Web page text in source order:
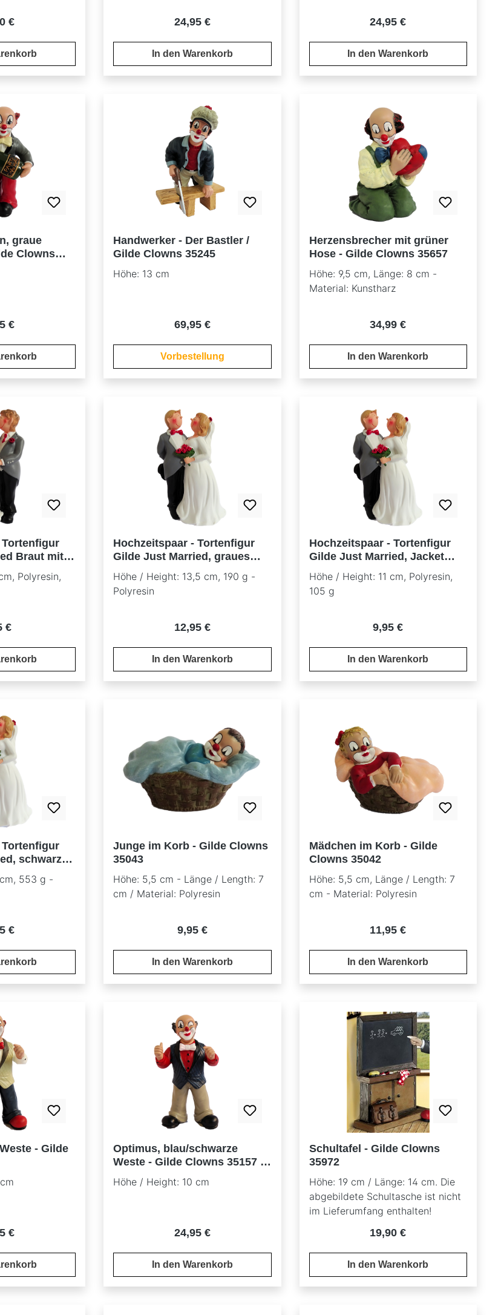
Preis:
€ Regulärer Preis:
24,95 €
In den Warenkorb
Regulärer Preis:
24,95 €
In den Warenkorb
graue
Clowns
Preis:
€
Handwerker - Der Bastler /
Gilde Clowns 35245
Höhe: 13 cm
Regulärer Preis:
69,95 €
Vorbestellung
Herzensbrecher mit grüner
Hose - Gilde Clowns 35657
Höhe: 9,5 cm, Länge: 8 cm -
Material: Kunstharz
Regulärer Preis:
34,99 €
In den Warenkorb
Braut mit
Polyresin,
Preis:
€
Hochzeitspaar - Tortenfigur
Gilde Just Married, graues
Jacket
Höhe / Height: 13,5 cm, 190 g -
Polyresin
Regulärer Preis:
12,95 €
In den Warenkorb
Hochzeitspaar - Tortenfigur
Gilde Just Married, Jacket
Höhe / Height: 11 cm, Polyresin,
105 g
Regulärer Preis:
9,95 €
In den Warenkorb
schwarzes
553 g -
Preis:
€
Junge im Korb - Gilde Clowns
35043
Höhe: 5,5 cm - Länge / Length: 7
cm / Material: Polyresin
Regulärer Preis:
9,95 €
In den Warenkorb
Mädchen im Korb - Gilde
Clowns 35042
Höhe: 5,5 cm, Länge / Length: 7
cm - Material: Polyresin
Regulärer Preis:
11,95 €
In den Warenkorb
- Gilde
Preis:
€
Optimus, blau/schwarze
Weste - Gilde Clowns 35157 -
Gilde Clown
Höhe / Height: 10 cm
Regulärer Preis:
24,95 €
In den Warenkorb
Schultafel - Gilde Clowns
35972
Höhe: 19 cm / Länge: 14 cm. Die
abgebildete Schultasche ist nicht
im Lieferumfang enthalten!
Regulärer Preis:
19,90 €
In den Warenkorb